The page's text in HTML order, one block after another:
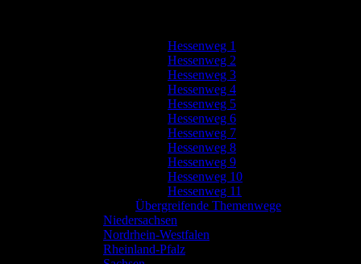
Hessenweg 1
Hessenweg 2
Hessenweg 3
Hessenweg 4
Hessenweg 5
Hessenweg 6
Hessenweg 7
Hessenweg 8
Hessenweg 9
Hessenweg 10
Hessenweg 11
Übergreifende Themenwege
Niedersachsen
Nordrhein-Westfalen
Rheinland-Pfalz